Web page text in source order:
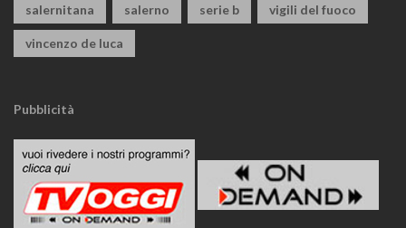
salernitana salerno serie b vigili del fuoco
vincenzo de luca
Pubblicità